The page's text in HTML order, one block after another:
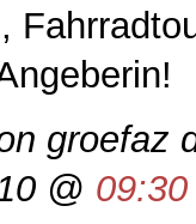
groefaz
@ 09:30